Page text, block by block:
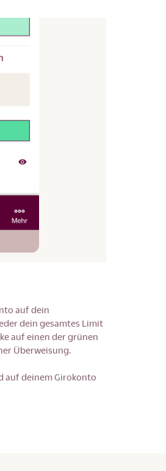
auf dein
dein gesamtes Limit
auf einen der grünen
Überweisung.
auf deinem Girokonto